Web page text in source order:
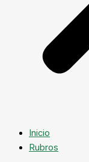
Inicio
Rubros